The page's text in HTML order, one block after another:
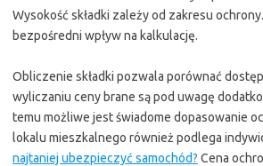
Wysokość składki zależy od zakresu
bezpośredni wpływ na kalkulację.
Obliczenie składki pozwala porównać
wyliczaniu ceny brane są pod uwagę
temu możliwe jest świadome dopasowanie
lokalu mieszkalnego również podlega
najtaniej ubezpieczyć samochód? Cena